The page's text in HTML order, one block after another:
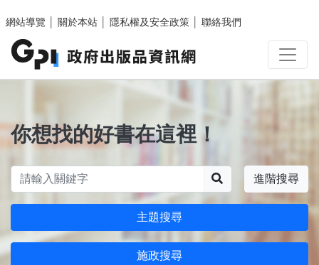
網站導覽
關於本站 隱私權及安全政策 聯絡我們
你想找的好書在這裡！
進階搜尋
主題搜尋
施政搜尋